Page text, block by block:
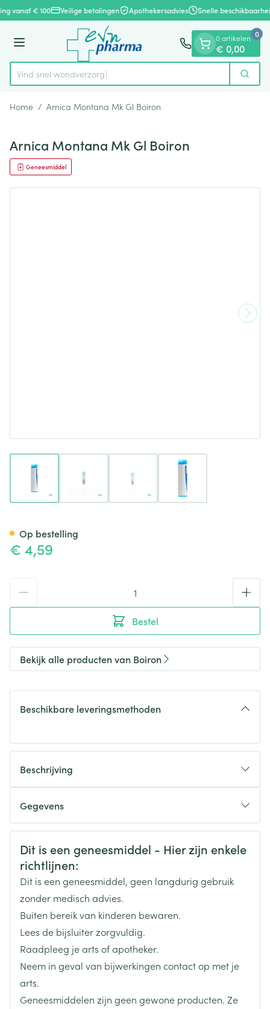
Ga naar de inhoud
1 van 1
vanaf € 100 Veilige betalingen Apothekersadvies Snelle
Menu
Product, merk, categorie...
Vind snel wond Zoek
0 artikelen
€ 0,00
0
Home / Arnica Montana Mk Gl Boiron
Arnica Montana Mk Gl Boiron
Geneesmiddel
View larger imageView larger image
€ 4,59
Bestel
Op bestelling
Bekijk alle producten van Boiron
Beschikbare leveringsmethoden
Beschrijving
Gegevens
CNK
0338574
Organisaties
Merken Boiron
Breedte 12 mm
Lengte 44 mm
Diepte 12 mm
Veiligheidsinformatie
Dit is een geneesmiddel - Hier zijn enkele
richtlijnen:
Dit is een geneesmiddel, geen langdurig gebruik
zonder medisch advies.
Buiten bereik van kinderen bewaren.
Lees de bijsluiter zorgvuldig.
Raadpleeg je arts of apotheker.
Neem in geval van bijwerkingen contact op met je
arts.
Geneesmiddelen zijn geen gewone producten. Ze